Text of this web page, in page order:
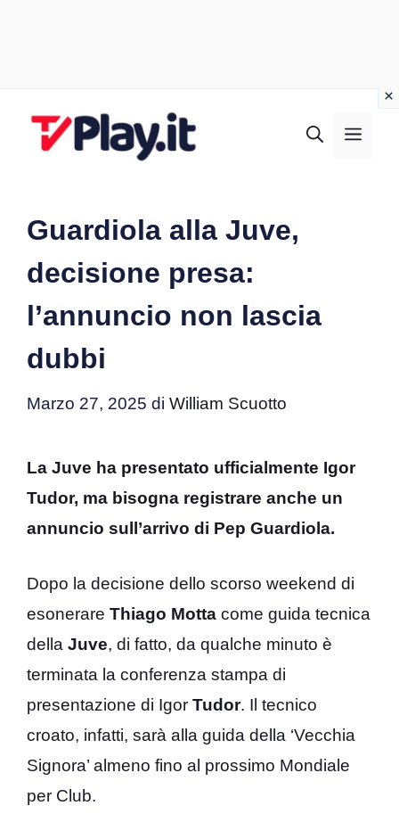
Guardiola alla Juve,
decisione presa:
l’annuncio non lascia
dubbi
Marzo 27, 2025 di William Scuotto
La Juve ha presentato ufficialmente Igor
Tudor, ma bisogna registrare anche un
annuncio sull’arrivo di Pep Guardiola.
Dopo la decisione dello scorso weekend di
esonerare Thiago Motta come guida tecnica
della Juve, di fatto, da qualche minuto è
terminata la conferenza stampa di
presentazione di Igor Tudor. Il tecnico
croato, infatti, sarà alla guida della ‘Vecchia
Signora’ almeno fino al prossimo Mondiale
per Club.